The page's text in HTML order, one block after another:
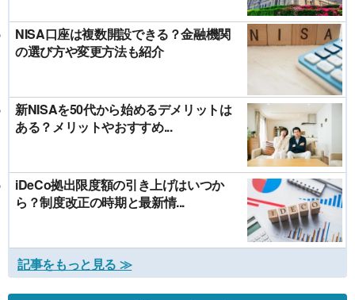
NISA口座は複数開設できる？金融機関
の選び方や変更方法も紹介
新NISAを50代から始めるデメリットは
ある？メリットやおすすめ...
iDeCo拠出限度額の引き上げはいつか
ら？制度改正の時期と最新情...
記事をもっと見る ≫